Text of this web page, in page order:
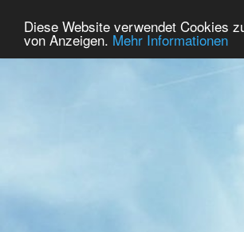
Diese Website verwendet Cookies
von Anzeigen. Mehr Informationen
Home Premium